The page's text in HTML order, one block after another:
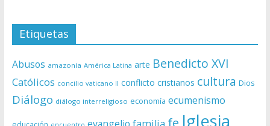
Etiquetas
Abusos amazonía América Latina arte Benedicto XVI
Católicos concilio vaticano II conflicto cristianos cultura Dios
Diálogo diálogo interreligioso economía ecumenismo
fe Iglesia